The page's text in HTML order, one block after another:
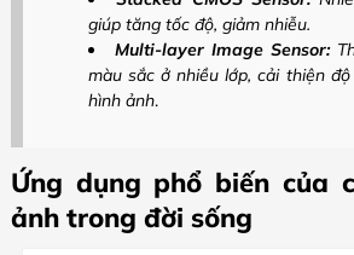
giúp tăng tốc độ, giảm nhiễu.
Multi-layer Image Sensor:
màu sắc ở nhiều lớp, cải thiện
hình ảnh.
Ứng dụng phổ biến của
ảnh trong đời sống